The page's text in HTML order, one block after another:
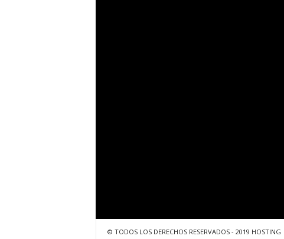
© TODOS LOS DERECHOS RESERVADOS - 2019 HOSTING